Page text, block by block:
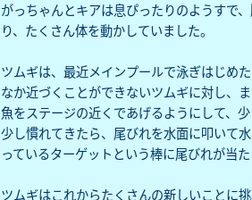
がっちゃんとキアは息ぴったりのようすで
り、たくさん体を動かしていました。
ツムギは、最近メインプールで泳ぎはじめ
なか近づくことができないツムギに対し、
魚をステージの近くであげるようにして、
少し慣れてきたら、尾びれを水面に叩いて
っているターゲットという棒に尾びれが当
ツムギはこれからたくさんの新しいことに